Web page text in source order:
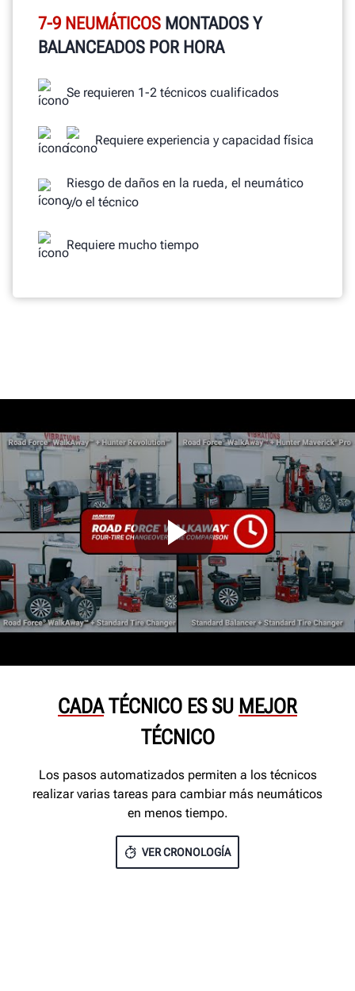
7-9 NEUMÁTICOS MONTADOS Y
BALANCEADOS POR HORA
Se requieren 1-2 técnicos cualificados
Requiere experiencia y capacidad física
Riesgo de daños en la rueda, el neumático
y/o el técnico
Requiere mucho tiempo
CADATÉCNICO ES SU MEJOR
TÉCNICO
Los pasos automatizados permiten a los técnicos
realizar varias tareas para cambiar más neumáticos
en menos tiempo.
VER CRONOLOGÍA